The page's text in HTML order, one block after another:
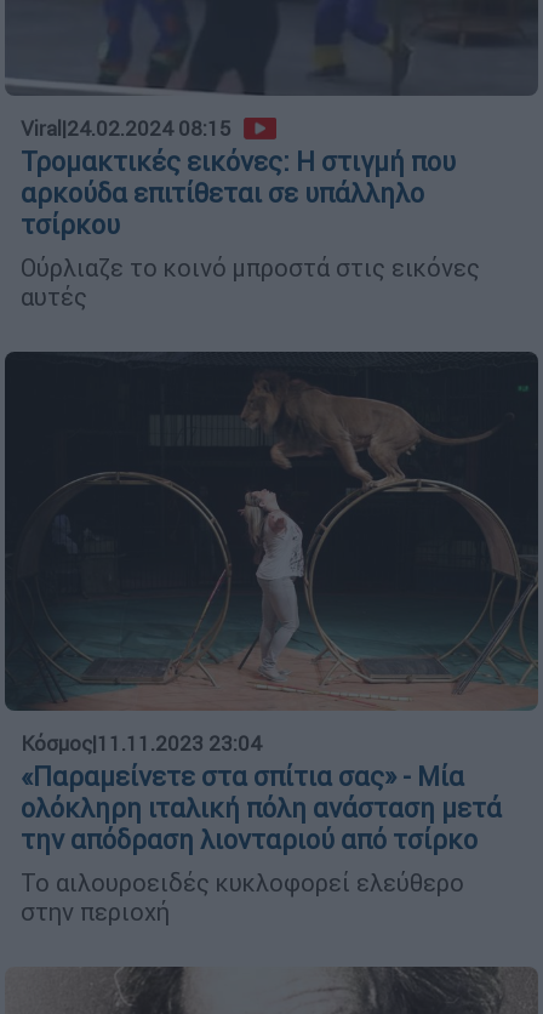
Viral |24.02.2024 08:15
Τρομακτικές εικόνες: Η στιγμή που
αρκούδα επιτίθεται σε υπάλληλο
τσίρκου
Ούρλιαζε το κοινό μπροστά στις εικόνες
αυτές
Κόσμος|11.11.2023 23:04
«Παραμείνετε στα σπίτια σας» - Μία
ολόκληρη ιταλική πόλη ανάσταση μετά
την απόδραση λιονταριού από τσίρκο
Το αιλουροειδές κυκλοφορεί ελεύθερο
στην περιοχή